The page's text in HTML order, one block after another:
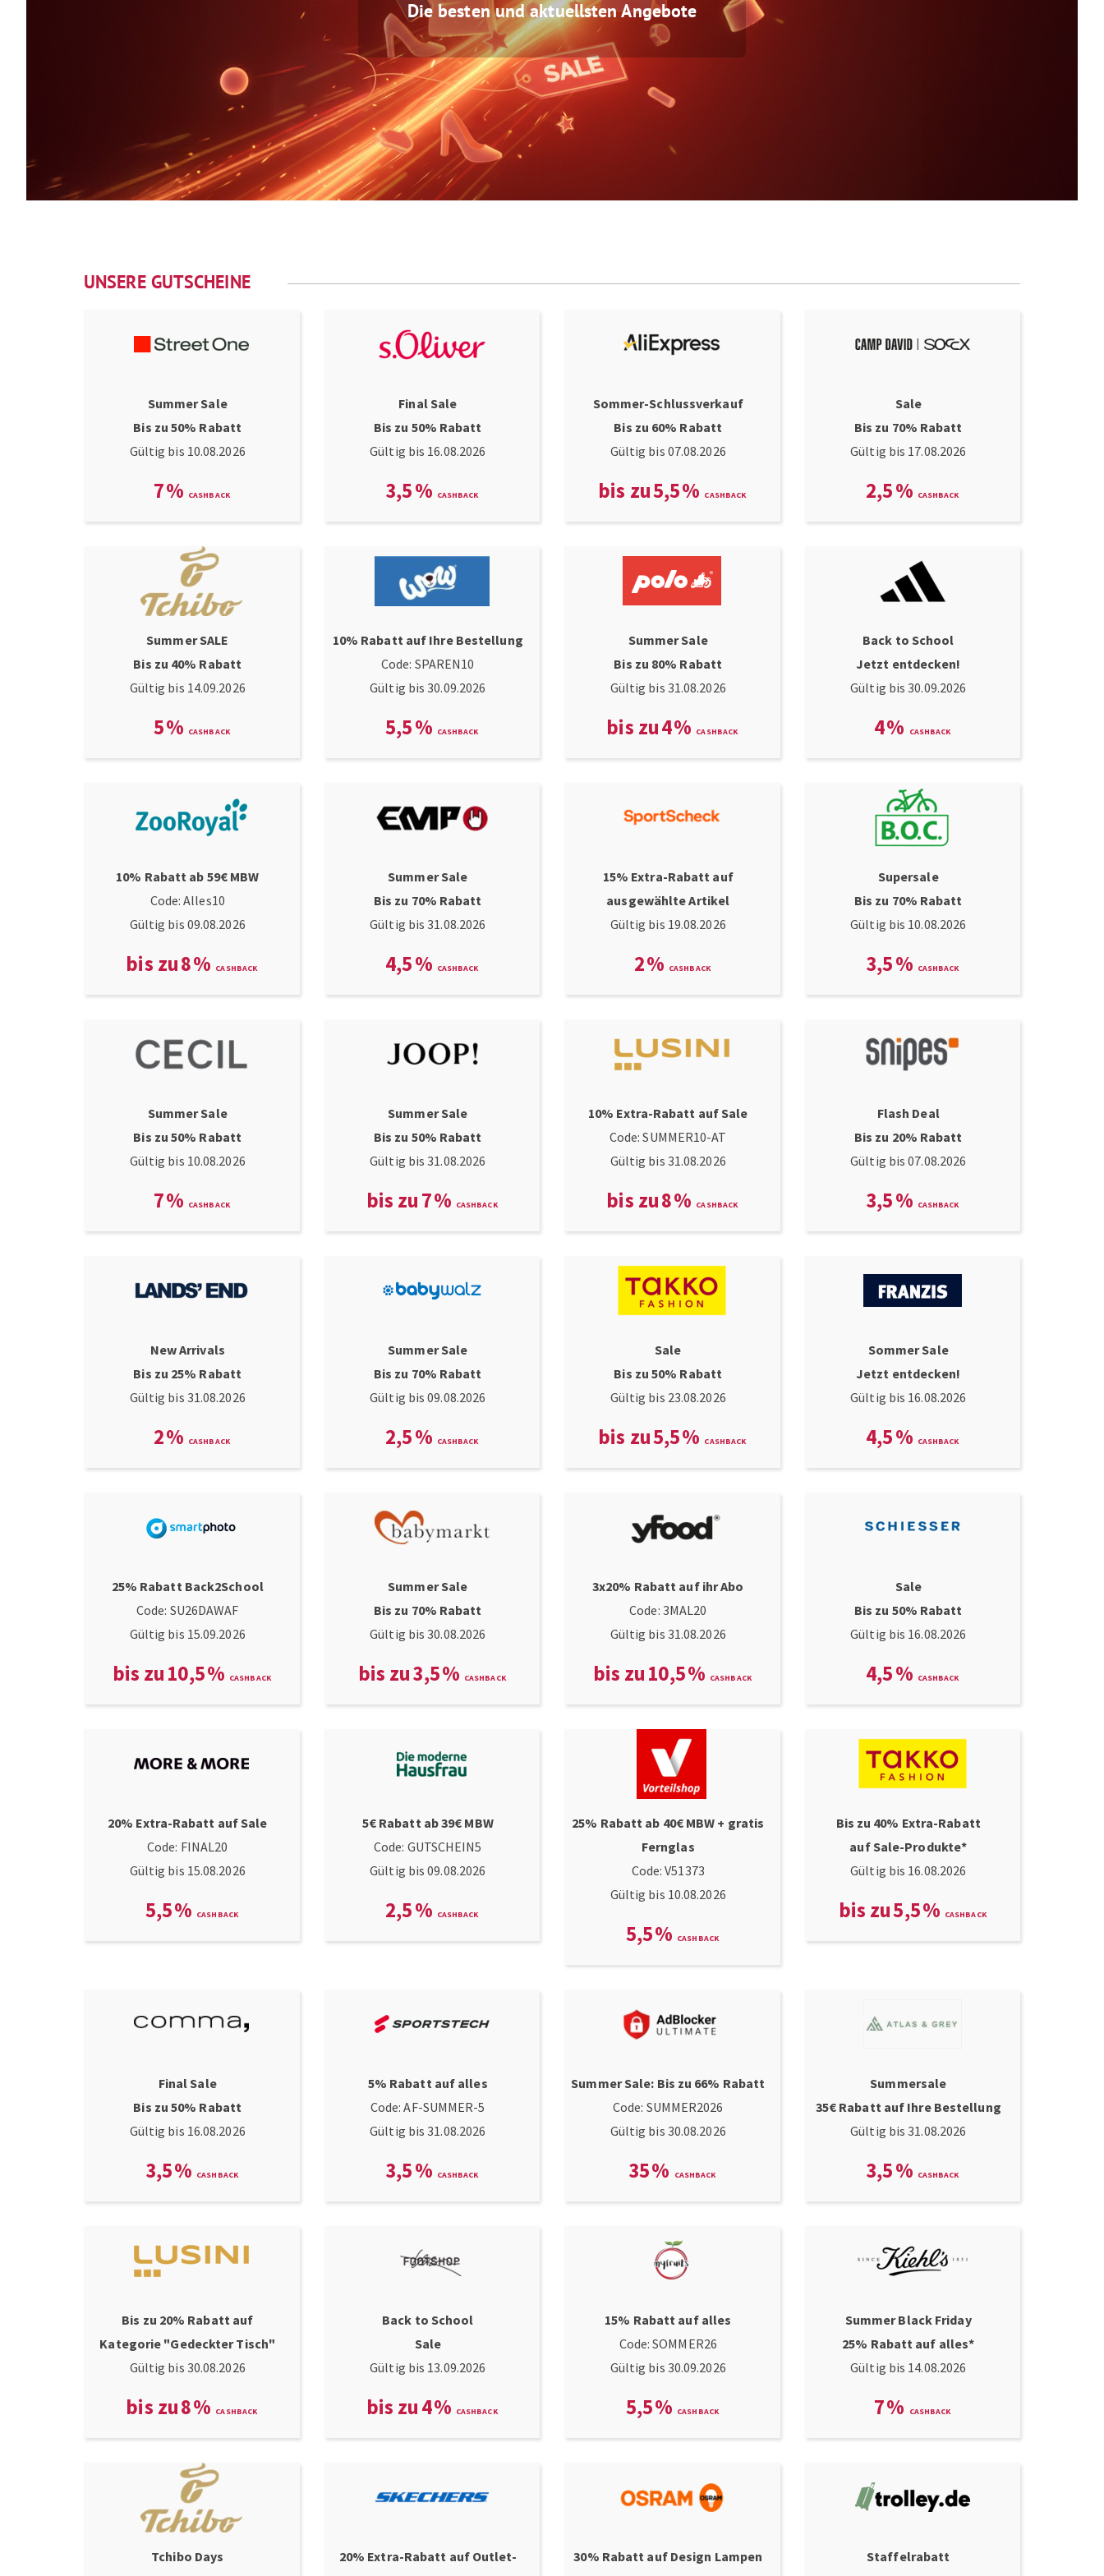
Die besten und aktuellsten Angebote
UNSERE GUTSCHEINE
Summer Sale
Bis zu 50% Rabatt
Gültig bis 10.08.2026
7%
Final Sale
Bis zu 50% Rabatt
Gültig bis 16.08.2026
3,5%
Sommer-Schlussverkauf
Bis zu 60% Rabatt
Gültig bis 07.08.2026
bis zu5,5%
Sale
Bis zu 70% Rabatt
Gültig bis 17.08.2026
2,5%
Summer SALE
Bis zu 40% Rabatt
Gültig bis 14.09.2026
5%
10% Rabatt auf Ihre Bestellung
Code: SPAREN10
Gültig bis 30.09.2026
5,5%
Summer Sale
Bis zu 80% Rabatt
Gültig bis 31.08.2026
bis zu4%
Back to School
Jetzt entdecken!
Gültig bis 30.09.2026
4%
10% Rabatt ab 59€ MBW
Code: Alles10
Gültig bis 09.08.2026
bis zu8%
Summer Sale
Bis zu 70% Rabatt
Gültig bis 31.08.2026
4,5%
15% Extra-Rabatt auf
ausgewählte Artikel
Gültig bis 19.08.2026
2%
Supersale
Bis zu 70% Rabatt
Gültig bis 10.08.2026
3,5%
Summer Sale
Bis zu 50% Rabatt
Gültig bis 10.08.2026
7%
Summer Sale
Bis zu 50% Rabatt
Gültig bis 31.08.2026
bis zu7%
10% Extra-Rabatt auf Sale
Code: SUMMER10-AT
Gültig bis 31.08.2026
bis zu8%
Flash Deal
Bis zu 20% Rabatt
Gültig bis 07.08.2026
3,5%
New Arrivals
Bis zu 25% Rabatt
Gültig bis 31.08.2026
2%
Summer Sale
Bis zu 70% Rabatt
Gültig bis 09.08.2026
2,5%
Sale
Bis zu 50% Rabatt
Gültig bis 23.08.2026
bis zu5,5%
Sommer Sale
Jetzt entdecken!
Gültig bis 16.08.2026
4,5%
25% Rabatt Back2School
Code: SU26DAWAF
Gültig bis 15.09.2026
bis zu10,5%
Summer Sale
Bis zu 70% Rabatt
Gültig bis 30.08.2026
bis zu3,5%
3x20% Rabatt auf ihr Abo
Code: 3MAL20
Gültig bis 31.08.2026
bis zu10,5%
Sale
Bis zu 50% Rabatt
Gültig bis 16.08.2026
4,5%
20% Extra-Rabatt auf Sale
Code: FINAL20
Gültig bis 15.08.2026
5,5%
5€ Rabatt ab 39€ MBW
Code: GUTSCHEIN5
Gültig bis 09.08.2026
2,5%
25% Rabatt ab 40€ MBW + gratis
Fernglas
Code: V51373
Gültig bis 10.08.2026
5,5%
Bis zu 40% Extra-Rabatt
auf Sale-Produkte*
Gültig bis 16.08.2026
bis zu5,5%
Final Sale
Bis zu 50% Rabatt
Gültig bis 16.08.2026
3,5%
5% Rabatt auf alles
Code: AF-SUMMER-5
Gültig bis 31.08.2026
3,5%
Summer Sale: Bis zu 66% Rabatt
Code: SUMMER2026
Gültig bis 30.08.2026
35%
Summersale
35€ Rabatt auf Ihre Bestellung
Gültig bis 31.08.2026
3,5%
Bis zu 20% Rabatt auf
Kategorie "Gedeckter Tisch"
Gültig bis 30.08.2026
bis zu8%
Back to School
Sale
Gültig bis 13.09.2026
bis zu4%
15% Rabatt auf alles
Code: SOMMER26
Gültig bis 30.09.2026
5,5%
Summer Black Friday
25% Rabatt auf alles*
Gültig bis 14.08.2026
7%
Tchibo Days
20% Extra-Rabatt auf Outlet-
30% Rabatt auf Design Lampen
Staffelrabatt
ZUM NEWSLETTER ANMELDEN